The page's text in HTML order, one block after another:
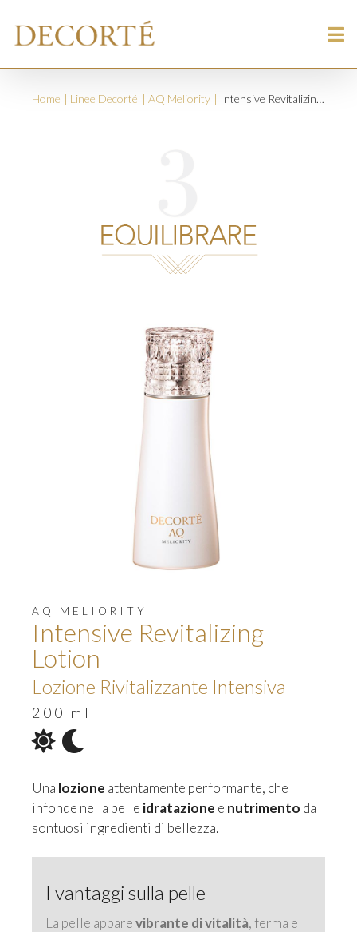
Home Linee Decorté AQ Meliority Intensive Revitalizing Lotion
AQ MELIORITY
Intensive Revitalizing
Lotion
Lozione Rivitalizzante Intensiva
200 ml
Una lozione attentamente performante, che
infonde nella pelle idratazione e nutrimento da
sontuosi ingredienti di bellezza.
I vantaggi sulla pelle
La pelle apparevibrante di vitalità, ferma e